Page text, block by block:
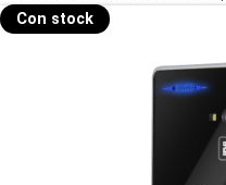
Frecuencia
4G
antena 4G de 5 dBi. – Incluye
Con stock